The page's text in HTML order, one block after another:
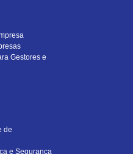
Gestores e
de
e Segurança